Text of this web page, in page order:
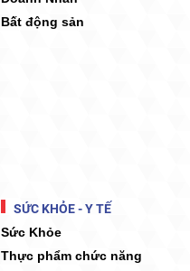
Bất động sản
SỨC KHỎE - Y TẾ
Sức Khỏe
Thực phẩm chức năng